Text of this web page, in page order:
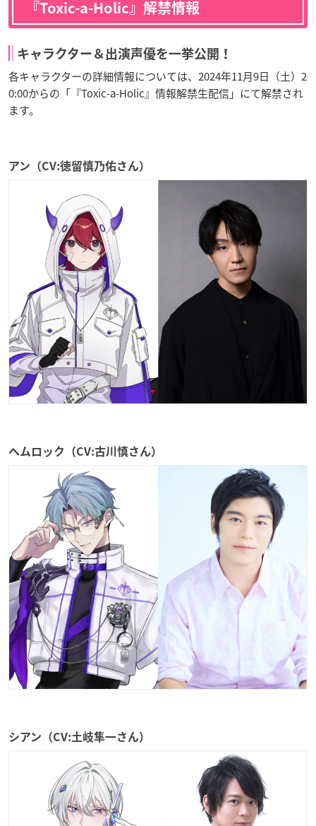
『Toxic-a-Holic』解禁情報
キャラクター＆出演声優を一挙公開！
各キャラクターの詳細情報については、2024年11月9日（土）2
0:00からの「『Toxic-a-Holic』情報解禁生配信」にて解禁され
ます。
アン（CV:徳留慎乃佑さん）
ヘムロック（CV:古川慎さん）
シアン（CV:土岐隼一さん）